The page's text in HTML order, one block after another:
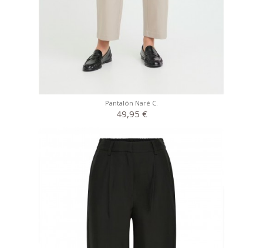
Pantalón Naré C.
49,95 €